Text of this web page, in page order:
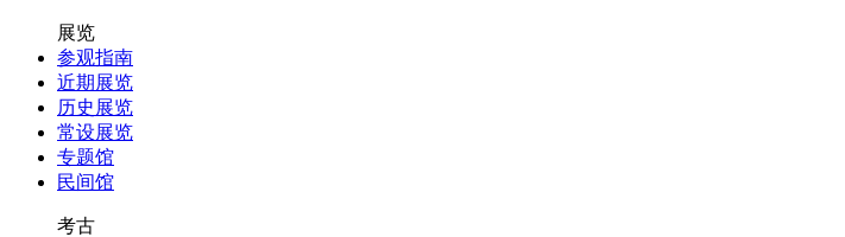
展览
参观指南
近期展览
历史展览
常设展览
专题馆
民间馆
考古